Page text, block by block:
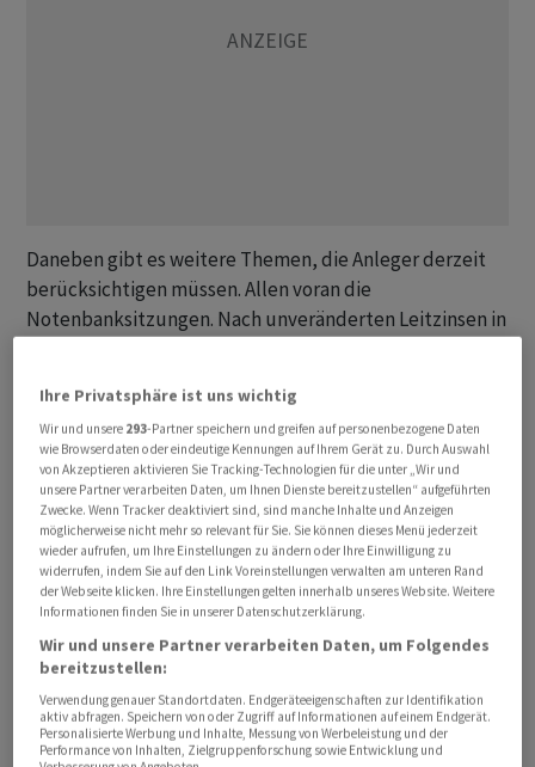
Daneben gibt es weitere Themen, die Anleger derzeit
berücksichtigen müssen. Allen voran die
Notenbanksitzungen. Nach unveränderten Leitzinsen in
Einordnung der Inflation und den konjunkturellen
Auswirkungen dürften indes auf die Goldwaage gelegt
werden. «Das absolute Schreckenswort schwebt über
dem Parkett - Stagflation», kommentierte ein Börsianer.
Im Tagesverlauf stehen zudem eine Reihe wichtiger
Konjunkturdaten sowohl aus Europa als auch den USA
an.
SMI rutscht unter 13'000 Punkte
Gegen 9.15 Uhr fällt der Leitindex SMI um 0,65 Prozent
auf 12'946,75 Zähler und rutscht damit unter die
Ihre Privatsphäre ist uns wichtig
Wir und unsere 293-Partner speichern und greifen auf personenbezogene Daten
wie Browserdaten oder eindeutige Kennungen auf Ihrem Gerät zu. Durch Auswahl
von Akzeptieren aktivieren Sie Tracking-Technologien für die unter „Wir und
unsere Partner verarbeiten Daten, um Ihnen Dienste bereitzustellen“ aufgeführten
Zwecke. Wenn Tracker deaktiviert sind, sind manche Inhalte und Anzeigen
möglicherweise nicht mehr so relevant für Sie. Sie können dieses Menü jederzeit
wieder aufrufen, um Ihre Einstellungen zu ändern oder Ihre Einwilligung zu
widerrufen, indem Sie auf den Link Voreinstellungen verwalten am unteren Rand
der Webseite klicken. Ihre Einstellungen gelten innerhalb unseres Website. Weitere
Informationen finden Sie in unserer Datenschutzerklärung.
Wir und unsere Partner verarbeiten Daten, um Folgendes
bereitzustellen:
Verwendung genauer Standortdaten. Endgeräteeigenschaften zur Identifikation
aktiv abfragen. Speichern von oder Zugriff auf Informationen auf einem Endgerät.
Personalisierte Werbung und Inhalte, Messung von Werbeleistung und der
Performance von Inhalten, Zielgruppenforschung sowie Entwicklung und